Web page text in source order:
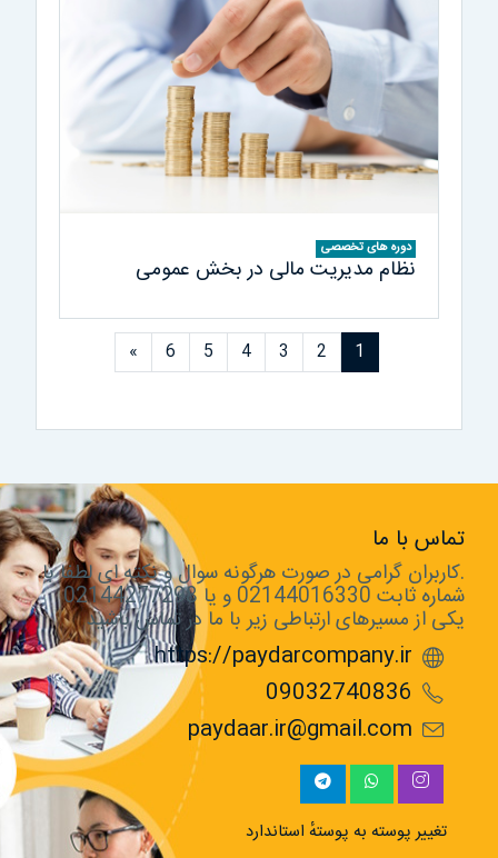
دوره های تخصصی
نظام مديريت مالی در بخش عمومی
1
(current)
2
3
4
5
6
»
Next page
تماس با ما
.کاربران گرامی در صورت هرگونه سوال و نکته ای لطفا با
شماره ثابت 02144016330 و یا 02144277298
یکی از مسیرهای ارتباطی زیر با ما در تماس باشید
https://paydarcompany.ir
09032740836
paydaar.ir@gmail.com
تغییر پوسته به پوستهٔ استاندارد